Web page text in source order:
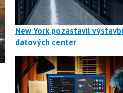
New York pozastavil
datových center